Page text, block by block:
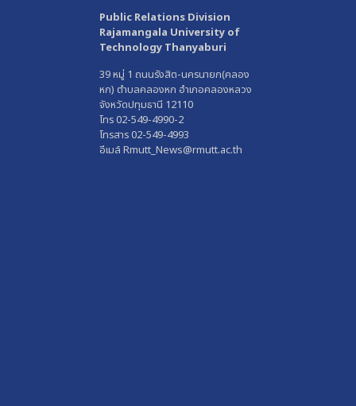
Public Relations Division
Rajamangala University of
Technology Thanyaburi
39 หมู่ 1 ถนนรังสิต-นครนายก(คลอง
หก) ตำบลคลองหก อำเภอคลองหลวง
จังหวัดปทุมธานี 12110
โทร 02-549-4990-2
โทรสาร 02-549-4993
อีเมล์ Rmutt_News@rmutt.ac.th